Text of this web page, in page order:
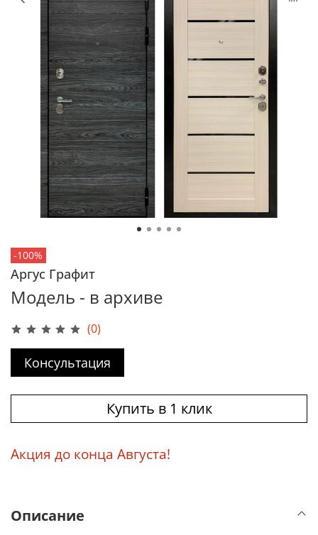
-100%
(0)
Аргус Графит
Модель - в архиве
Консультация
Купить в 1 клик
Акция до конца Августа!
Описание